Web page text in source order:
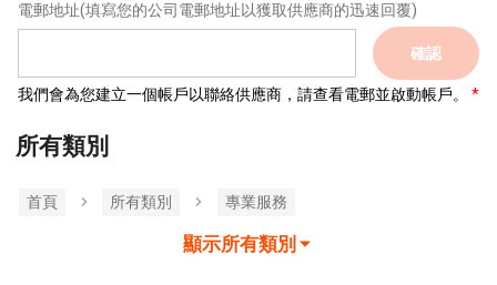
電郵地址(填寫您的公司電郵地址以獲取供應商的迅速回覆)
確認
我們會為您建立一個帳戶以聯絡供應商，請查看電郵並啟動帳戶。
所有類別
首頁 所有類別 專業服務
顯示所有類別